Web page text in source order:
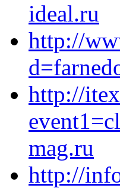
ideal.ru
http://
http://
mag.ru
http://